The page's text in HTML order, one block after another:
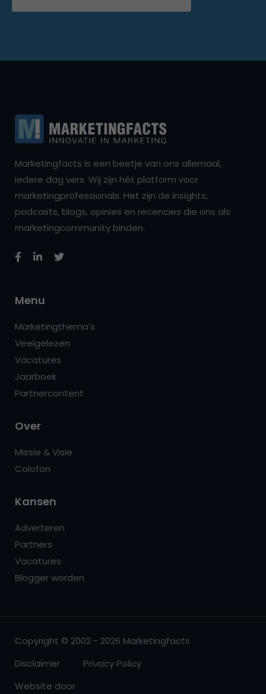
Marketingfacts is een beetje van ons allemaal,
iedere dag vers. Wij zijn hét platform voor
marketingprofessionals. Het zijn de insights,
podcasts, blogs, opinies en recencies die ons als
marketingcommunity binden.
Menu
Marketingthema’s
Veelgelezen
Vacatures
Jaarboek
Partnercontent
Over
Missie & Visie
Colofon
Kansen
Adverteren
Partners
Vacatures
Blogger worden
Copyright © 2002 - 2026 Marketingfacts
Disclaimer
Privacy Policy
Website door